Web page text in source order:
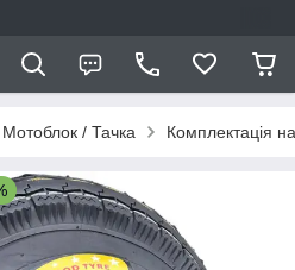
Мотоблок / Тачка Комплектація